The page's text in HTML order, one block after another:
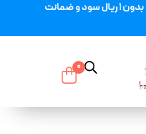
0